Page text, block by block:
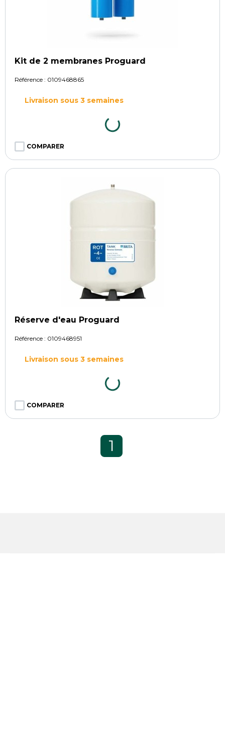
Kit de 2 membranes Proguard
Référence : 0109468865
Livraison sous 3 semaines
COMPARER
Réserve d'eau Proguard
Référence : 0109468951
Livraison sous 3 semaines
COMPARER
1